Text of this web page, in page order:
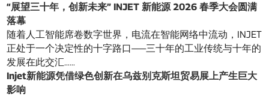
“展望三十年，创新未来” INJET 新能源 2026 春季大会圆满
落幕
随着人工智能席卷数字世界，电流在智能网络中流动，INJET
正处于一个决定性的十字路口——三十年的工业传统与十年的
发展在此交汇……
Injet新能源凭借绿色创新在乌兹别克斯坦贸易展上产生巨大
影响